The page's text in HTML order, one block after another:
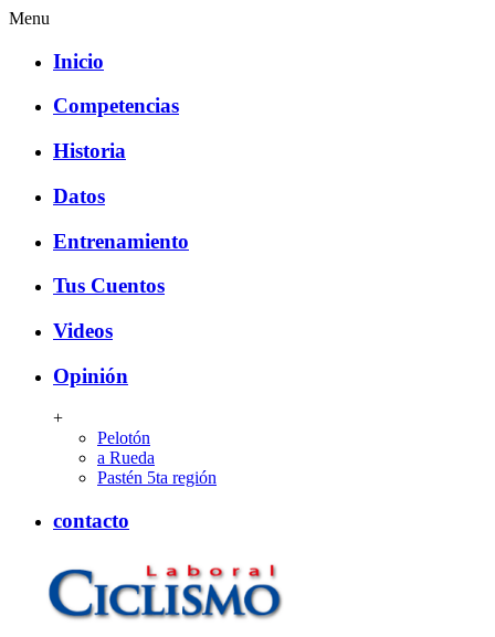
Menu
Inicio
Competencias
Historia
Datos
Entrenamiento
Tus Cuentos
Videos
Opinión
+
Pelotón
a Rueda
Pastén 5ta región
contacto